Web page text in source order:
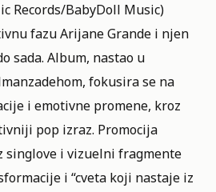
Records/BabyDoll Music)
fazu Arijane Grande i njen
sada. Album, nastao u
fokusira se na
i emotivne promene, kroz
pop izraz. Promocija
singlove i vizuelni fragmente
i “cveta koji nastaje iz